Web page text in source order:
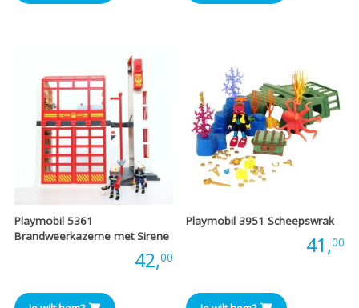
Playmobil 5361
Brandweerkazerne met Sirene
42,00
Playmobil 3951 Scheepswrak
41,00